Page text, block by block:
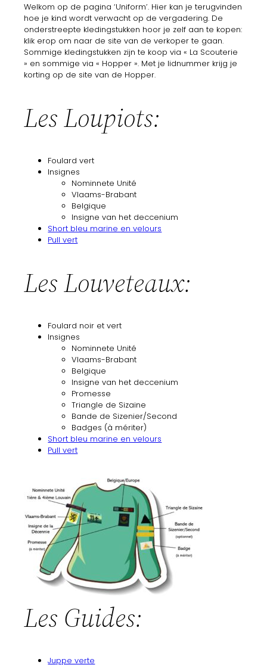
Welkom op de pagina ‘Uniform’. Hier kan je terugvinden
hoe je kind wordt verwacht op de vergadering. De
onderstreepte kledingstukken hoor je zelf aan te kopen:
klik erop om naar de site van de verkoper te gaan.
Sommige kledingstukken zijn te koop via « La Scouterie
» en sommige via« Hopper ». Met je lidnummer krijg je
korting op de site van de Hopper.
Les Loupiots:
Foulard vert
Insignes
Nominnete Unité
Vlaams-Brabant
Belgique
Insigne van het deccenium
Short bleu marine en velours
Pull vert
Les Louveteaux:
Foulard noir et vert
Insignes
Nominnete Unité
Vlaams-Brabant
Belgique
Insigne van het deccenium
Promesse
Triangle de Sizaine
Bande de Sizenier/Second
Badges (à mériter)
Short bleu marine en velours
Pull vert
Les Guides:
Juppe verte